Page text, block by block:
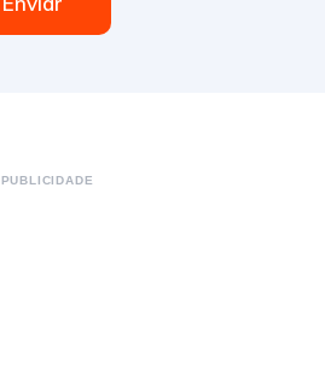
PUBLICIDADE